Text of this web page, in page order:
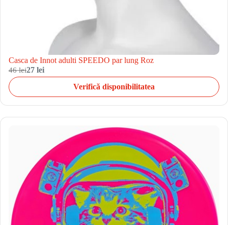
Casca de Innot adulti SPEEDO par lung Roz
46 lei27 lei
Verifică disponibilitatea